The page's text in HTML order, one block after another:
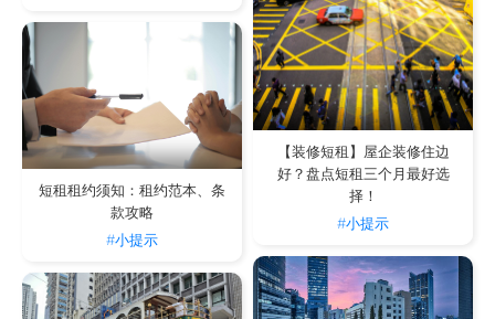
【装修短租】屋企装修住边
好？盘点短租三个月最好选
择！
#小提示
短租租约须知：租约范本、条
款攻略
#小提示